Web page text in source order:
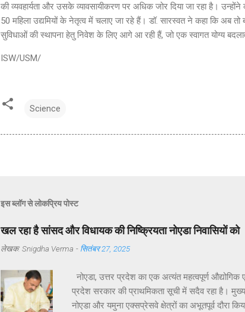
की व्यवहार्यता और उसके व्यावसायीकरण पर अधिक जोर दिया जा रहा है।
50 महिला उद्यमियों के नेतृत्व में चलाए जा रहे हैं। डॉ. सारस्वत ने कहा कि अब तो
सुविधाओं की स्थापना हेतु निवेश के लिए आगे आ रही हैं, जो एक स्वागत योग्य
ISW/USM/
Science
इस ब्लॉग से लोकप्रिय पोस्ट
खल रहा है सांसद और विधायक की निष्क्रियता नोएडा निवासियों को
लेखक: Snigdha Verma - सितंबर 27, 2025
नोएडा, उत्तर प्रदेश का एक अत्यंत महत्वपूर्ण
प्रदेश सरकार की प्राथमिकता सूची में सदैव रहा है।
नोएडा और यमुना एक्सप्रेसवे क्षेत्रों का अभूतपूर्व दौरा